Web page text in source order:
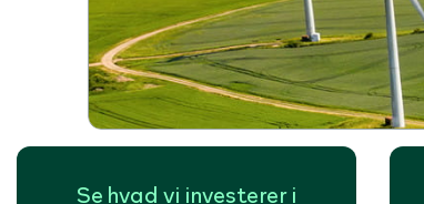
Se hvad vi investerer i